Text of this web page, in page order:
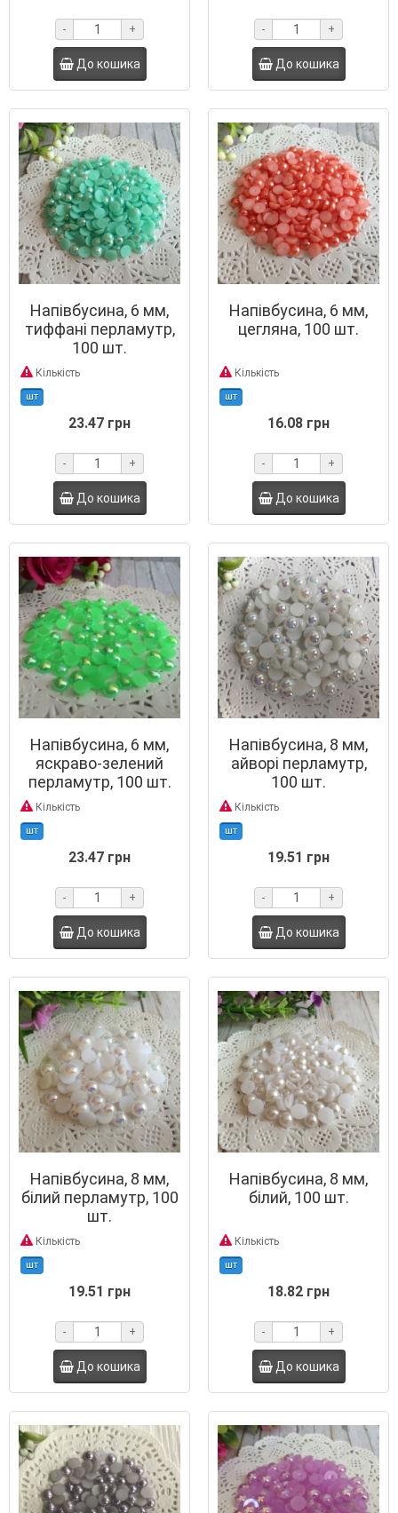
- +
До кошика
- +
До кошика
Напівбусина, 6 мм,
тиффані перламутр,
100 шт.
Кількість
шт
23.47 грн
- +
До кошика
Напівбусина, 6 мм,
цегляна, 100 шт.
Кількість
шт
16.08 грн
- +
До кошика
Напівбусина, 6 мм,
яскраво-зелений
перламутр, 100 шт.
Кількість
шт
23.47 грн
- +
До кошика
Напівбусина, 8 мм,
айворі перламутр,
100 шт.
Кількість
шт
19.51 грн
- +
До кошика
Напівбусина, 8 мм,
білий перламутр, 100
шт.
Кількість
шт
19.51 грн
- +
До кошика
Напівбусина, 8 мм,
білий, 100 шт.
Кількість
шт
18.82 грн
- +
До кошика